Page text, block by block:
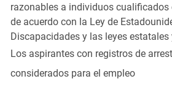
razonables a individuos
de acuerdo con la Ley de
Discapacidades y las leyes
Los aspirantes con registros de
considerados para el empleo